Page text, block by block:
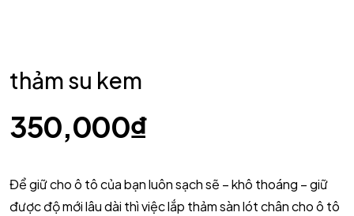
thảm su kem
350,000₫
Để giữ cho ô tô của bạn luôn sạch sẽ – khô thoáng – giữ
được độ mới lâu dài thì việc lắp thảm sàn lót chân cho ô tô